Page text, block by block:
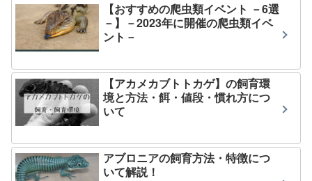
【おすすめの爬虫類イベント －6選
－】－2023年に開催の爬虫類イベ
ント－
【アカメカブトトカゲ】の飼育環
境と方法・餌・値段・慣れ方につ
いて
アブロニアの飼育方法・特徴につ
いて解説！